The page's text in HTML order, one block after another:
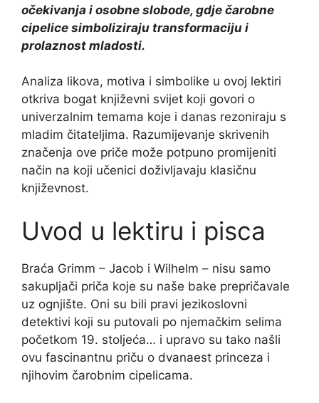
očekivanja i osobne slobode, gdje čarobne
cipelice simboliziraju transformaciju i
prolaznost mladosti.
Analiza likova, motiva i simbolike u ovoj lektiri
otkriva bogat književni svijet koji govori o
univerzalnim temama koje i danas rezoniraju s
mladim čitateljima. Razumijevanje skrivenih
značenja ove priče može potpuno promijeniti
način na koji učenici doživljavaju klasičnu
književnost.
Uvod u lektiru i pisca
Braća Grimm – Jacob i Wilhelm – nisu samo
sakupljači priča koje su naše bake prepričavale
uz ognjište. Oni su bili pravi jezikoslovni
detektivi koji su putovali po njemačkim selima
početkom 19. stoljeća… i upravo su tako našli
ovu fascinantnu priču o dvanaest princeza i
njihovim čarobnim cipelicama.